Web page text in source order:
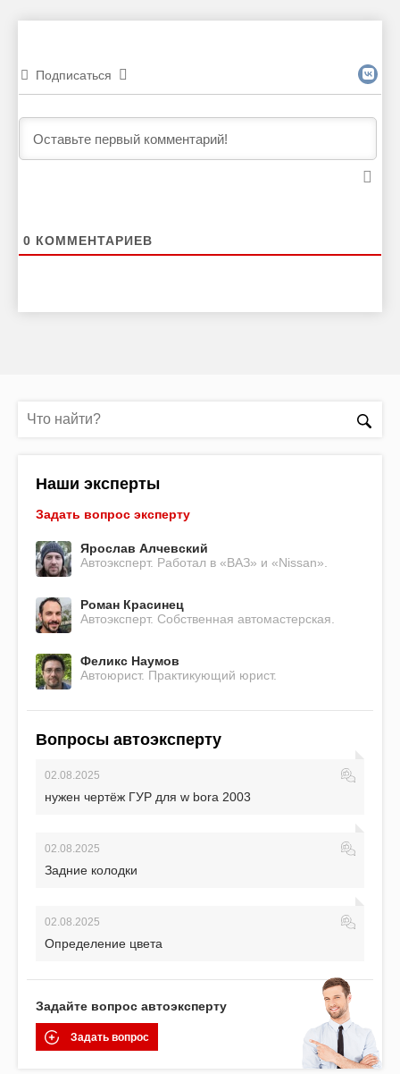
Подписаться
0 КОММЕНТАРИЕВ
Наши эксперты
Задать вопрос эксперту
Ярослав Алчевский
Автоэксперт. Работал в «ВАЗ» и «Nissan».
Роман Красинец
Автоэксперт. Собственная автомастерская.
Феликс Наумов
Автоюрист. Практикующий юрист.
Вопросы автоэксперту
02.08.2025
нужен чертёж ГУР для w bora 2003
02.08.2025
Задние колодки
02.08.2025
Определение цвета
Задайте вопрос автоэксперту
Задать вопрос